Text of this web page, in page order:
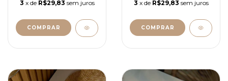
3 x de R$29,83 sem juros
COMPRAR
3 x de R$29,83 sem juros
COMPRAR